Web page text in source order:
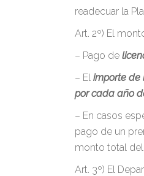
readecuar la
Art. 2º) El
– Pago de
– El importe de
por cada año
– En casos
pago de un
monto total
Art. 3º) El